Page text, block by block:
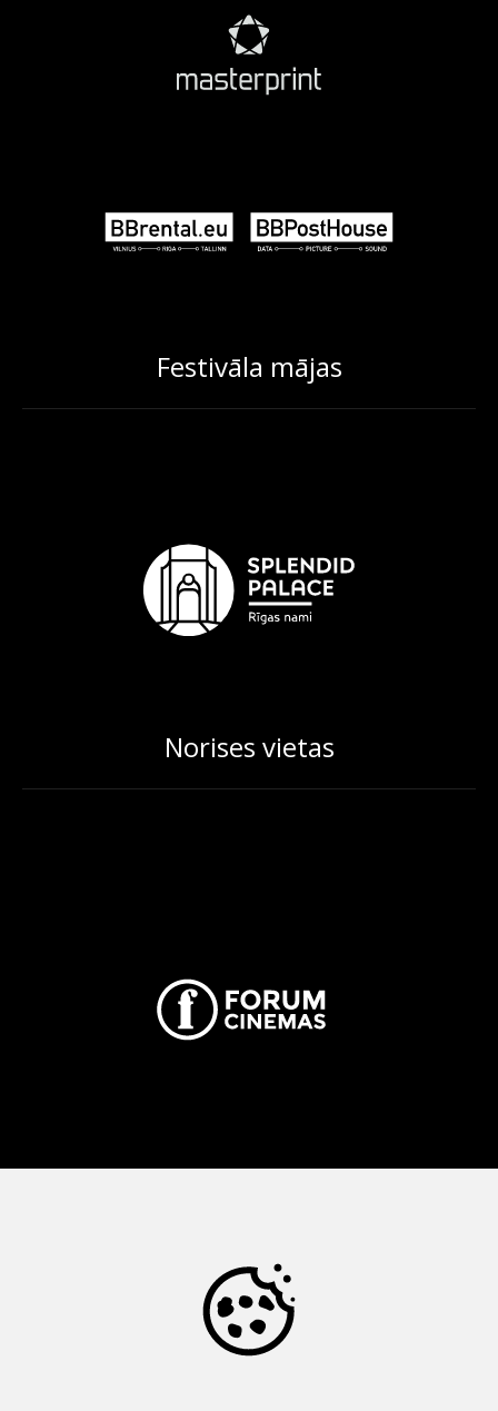
Festivāla mājas
Norises vietas